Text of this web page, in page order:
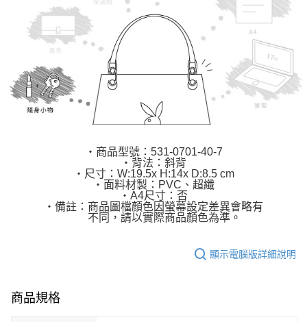
‧商品型號：531-0701-40-7
‧背法：斜背
‧尺寸：W:19.5x H:14x D:8.5 cm
‧面料材製：PVC、超纖
‧A4尺寸：否
‧備註：商品圖檔顏色因螢幕設定差異會略有
不同，請以實際商品顏色為準。
顯示電腦版詳細說明
商品規格